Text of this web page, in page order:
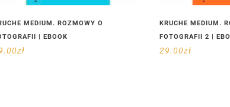
MEDIUM. ROZMOWY O
| EBOOK
zł
KRUCHE MEDIUM.
FOTOGRAFII 2 |
29.00zł